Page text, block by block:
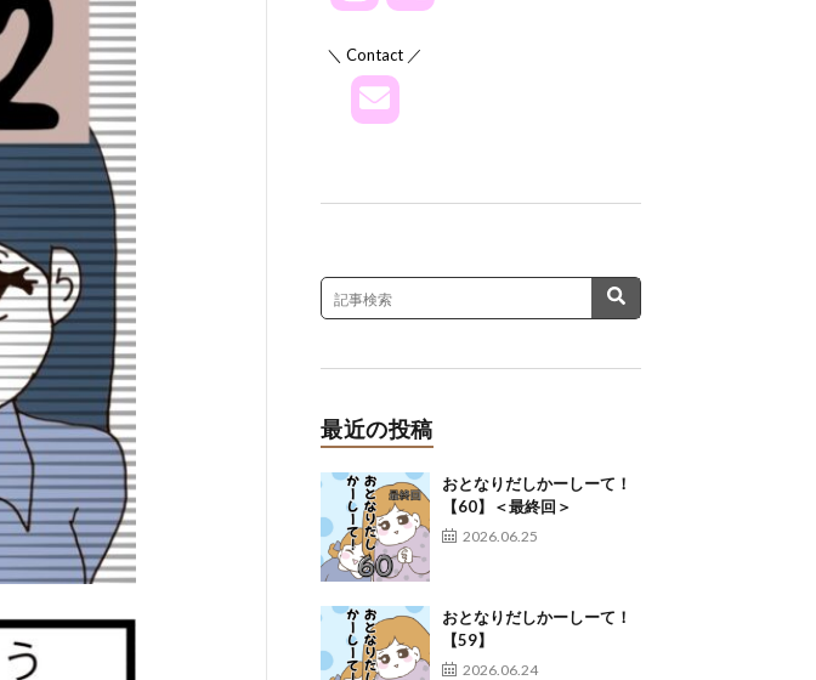
＼ Contact ／
最近の投稿
おとなりだしかーしーて！
【60】＜最終回＞
2026.06.25
おとなりだしかーしーて！
【59】
2026.06.24